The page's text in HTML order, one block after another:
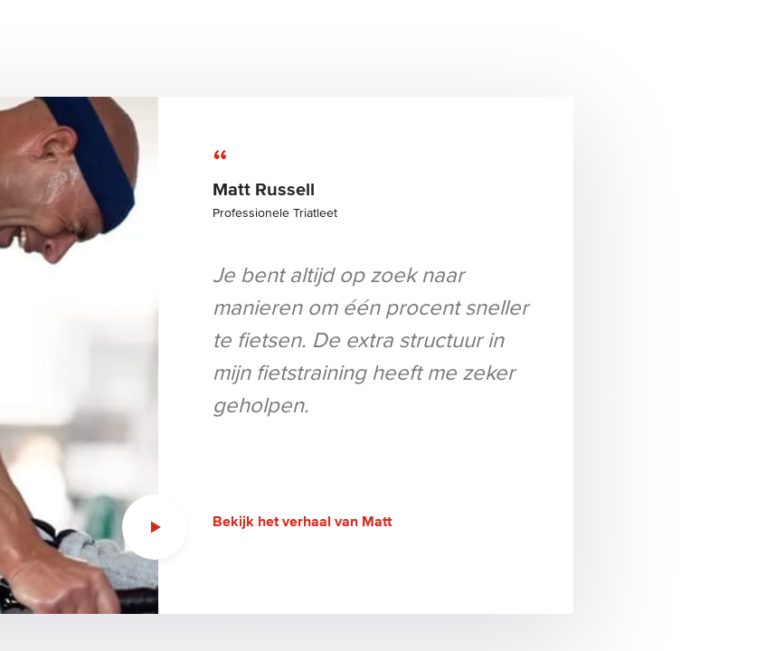
“
Matt Russell
Professionele Triatleet
Je bent altijd op zoek naar
manieren om één procent sneller
te fietsen. De extra structuur in
mijn fietstraining heeft me zeker
geholpen.
Bekijk het verhaal van Matt